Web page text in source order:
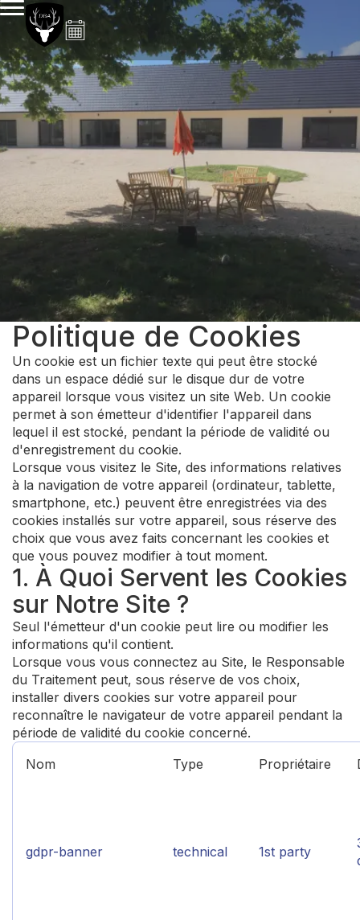
Politique de Cookies
Un cookie est un fichier texte qui peut être stocké
dans un espace dédié sur le disque dur de votre
appareil lorsque vous visitez un site Web. Un cookie
permet à son émetteur d'identifier l'appareil dans
lequel il est stocké, pendant la période de validité ou
d'enregistrement du cookie.
Lorsque vous visitez le Site, des informations relatives
à la navigation de votre appareil (ordinateur, tablette,
smartphone, etc.) peuvent être enregistrées via des
cookies installés sur votre appareil, sous réserve des
choix que vous avez faits concernant les cookies et
que vous pouvez modifier à tout moment.
1. À Quoi Servent les Cookies
sur Notre Site ?
Seul l'émetteur d'un cookie peut lire ou modifier les
informations qu'il contient.
Lorsque vous vous connectez au Site, le Responsable
du Traitement peut, sous réserve de vos choix,
installer divers cookies sur votre appareil pour
reconnaître le navigateur de votre appareil pendant la
période de validité du cookie concerné.
Nom
Type Propriétaire
gdpr-banner technical 1st party